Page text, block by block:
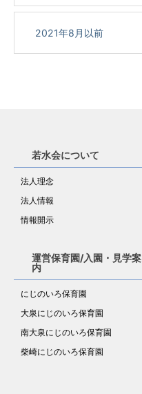
2021年8月以前
若水会について
法人理念
法人情報
情報開示
運営保育園/入園・見学案
内
にじのいろ保育園
大泉にじのいろ保育園
南大泉にじのいろ保育園
柴崎にじのいろ保育園